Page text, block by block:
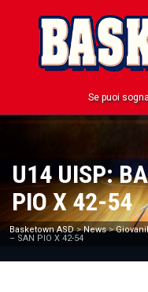
Se puoi
U14 UISP:
PIO X 42-54
Basketown ASD>News>
– SAN PIO X 42-54